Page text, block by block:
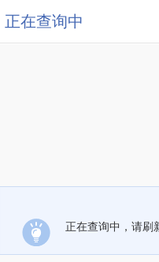
正在查询中
正在查询中，请刷